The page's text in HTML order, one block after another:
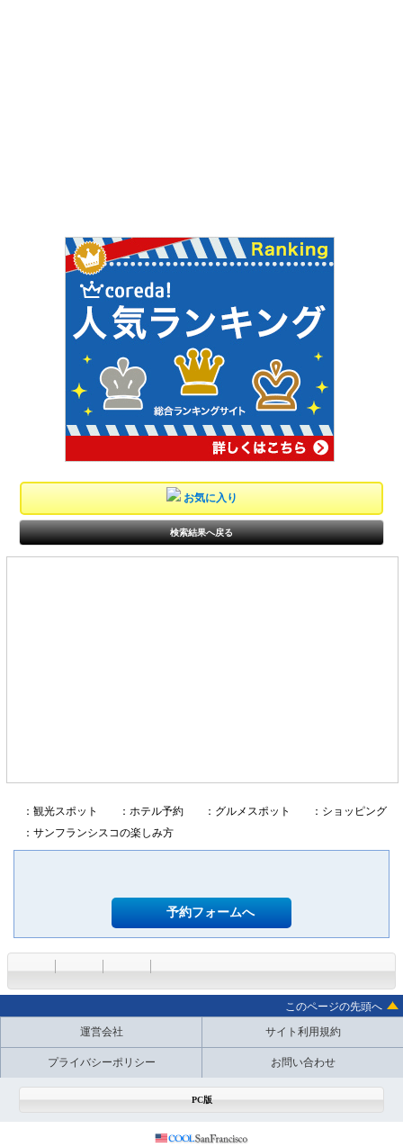
お気に入り
検索結果へ戻る
：観光スポット ：ホテル予約 ：グルメスポット
：ショッピング
：サンフランシスコの楽しみ方
予約フォームへ
このページの先頭へ
運営会社 サイト利用規約
プライバシーポリシー お問い合わせ
PC版